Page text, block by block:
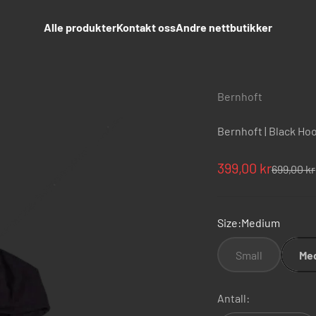
Alle produkterKontakt ossAndre nettbutikker
Bernhoft
Bernhoft | Black
Salgspris
399,00 kr699,00 kr
Size:Medium
Small
Antall: